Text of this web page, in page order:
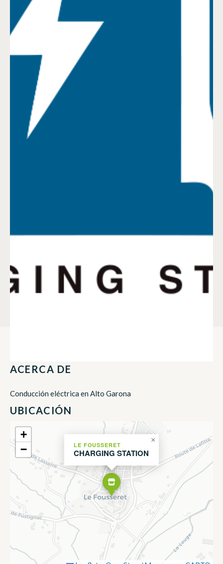
ACERCA DE
Conducción eléctrica en Alto Garona
UBICACIÓN
LE FOUSSERET
CHARGING STATION
×
+
−